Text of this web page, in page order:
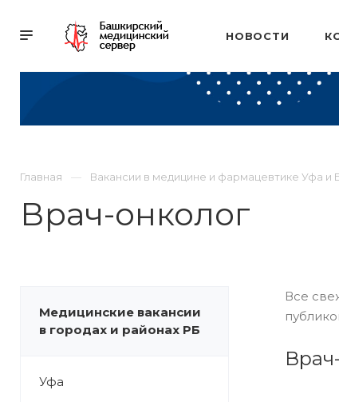
НОВОСТИ
Главная Вакансии в медицине и фармацевтике Уфа и
Врач-онколог
Медицинские вакансии
в городах и районах РБ
Уфа
Все